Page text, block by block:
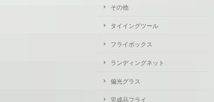
その他
タイイングツール
フライボックス
ランディングネット
偏光グラス
完成品フライ